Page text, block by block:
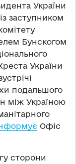
України
заступником
Бунскогом
України
подальшого
між Україною
Офіс
сторони